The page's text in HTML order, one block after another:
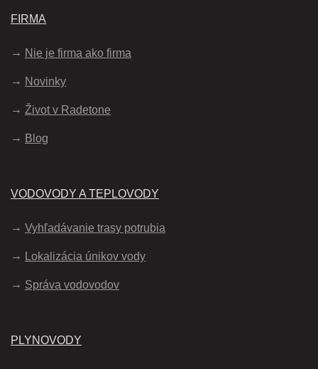
FIRMA
Nie je firma ako firma
Novinky
Život v Radetone
Blog
VODOVODY A TEPLOVODY
Vyhľadávanie trasy potrubia
Lokalizácia únikov vody
Správa vodovodov
PLYNOVODY